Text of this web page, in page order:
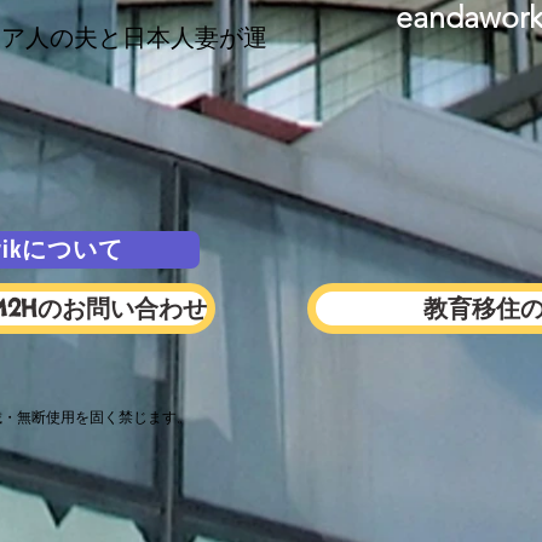
人の夫と日本人妻が運
について
のお問い合わせ 教育移住
無断使用を固く禁じます。